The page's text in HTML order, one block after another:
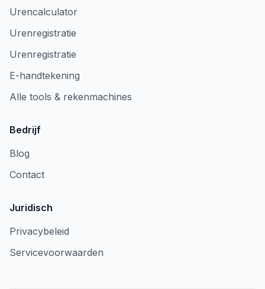
Urencalculator
Urenregistratie
Urenregistratie
E-handtekening
Alle tools & rekenmachines
Bedrijf
Blog
Contact
Juridisch
Privacybeleid
Servicevoorwaarden